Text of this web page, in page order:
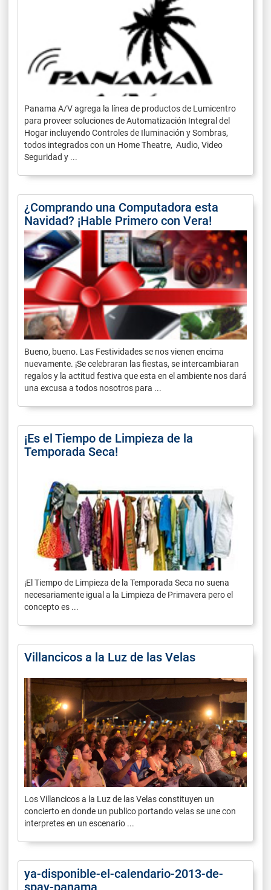
Panama A/V agrega la línea de productos de Lumicentro
para proveer soluciones de Automatización Integral del
Hogar incluyendo Controles de Iluminación y Sombras,
todos integrados con un Home Theatre, Audio, Video
Seguridad y ...
¿Comprando una Computadora esta
Navidad? ¡Hable Primero con Vera!
Bueno, bueno. Las Festividades se nos vienen encima
nuevamente. ¡Se celebraran las fiestas, se intercambiaran
regalos y la actitud festiva que esta en el ambiente nos dará
una excusa a todos nosotros para ...
¡Es el Tiempo de Limpieza de la
Temporada Seca!
¡El Tiempo de Limpieza de la Temporada Seca no suena
necesariamente igual a la Limpieza de Primavera pero el
concepto es ...
Villancicos a la Luz de las Velas
Los Villancicos a la Luz de las Velas constituyen un
concierto en donde un publico portando velas se une con
interpretes en un escenario ...
ya-disponible-el-calendario-2013-de-
spay-panama